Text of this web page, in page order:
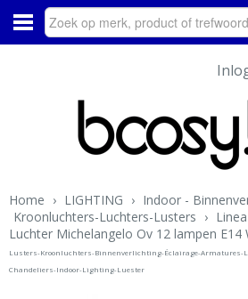
Home › LIGHTING › Indoor -
Kroonluchters-Luchters-Lusters ›
Luchter Michelangelo Ov 12 lampen E14
Lusters-Kroonluchters-Binnenverlichting-Éclairage-
Chandeliers-Indoor-Lighting-Luester